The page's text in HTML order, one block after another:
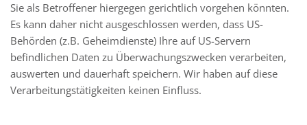
Sie als Betroffener hiergegen gerichtlich vorgehen könnten.
Es kann daher nicht ausgeschlossen werden, dass US-
Behörden (z.B. Geheimdienste) Ihre auf US-Servern
befindlichen Daten zu Überwachungszwecken verarbeiten,
auswerten und dauerhaft speichern. Wir haben auf diese
Verarbeitungstätigkeiten keinen Einfluss.